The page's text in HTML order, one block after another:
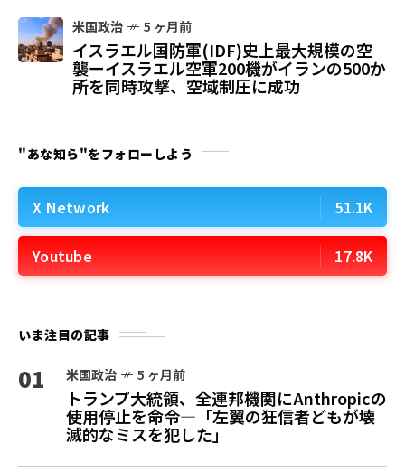
米国政治 5 ヶ月前
イスラエル国防軍(IDF)史上最大規模の空
襲ーイスラエル空軍200機がイランの500か
所を同時攻撃、空域制圧に成功
"あな知ら"をフォローしよう
X Network 51.1K
Youtube 17.8K
いま注目の記事
01 米国政治 5 ヶ月前
トランプ大統領、全連邦機関にAnthropicの
使用停止を命令—「左翼の狂信者どもが壊
滅的なミスを犯した」